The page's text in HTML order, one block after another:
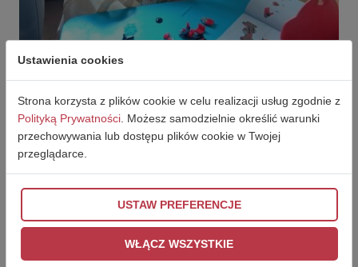
Ustawienia cookies
Strona korzysta z plików cookie w celu realizacji usług zgodnie z
Polityką Prywatności . Możesz samodzielnie określić warunki
przechowywania lub dostępu plików cookie w Twojej
przeglądarce.
USTAW PREFERENCJE
WŁĄCZ WSZYSTKIE
WRÓĆ